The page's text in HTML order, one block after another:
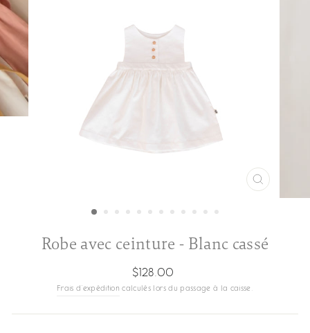
FERMER
(ESC)
Robe avec ceinture - Blanc cassé
Prix
régulier
$128.00
Frais d'expédition calculés lors du passage à la caisse.